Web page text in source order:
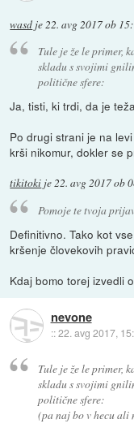
wasd je22. avg 2017 ob
Tule je že le primer,
skladu s svojimi
politične sfere:
Ja, tisti, ki trdi, da je
Po drugi strani je na
krši nikomur, dokler se
tikitoki je22. avg 2017 ob
Pomoje te tvoja
Definitivno. Tako kot
kršenje človekovih
Kdaj bomo torej izvedli
nevone
::22. avg 2017,
Tule je že le primer,
skladu s svojimi
politične sfere:
(pa naj bo v hecu ali